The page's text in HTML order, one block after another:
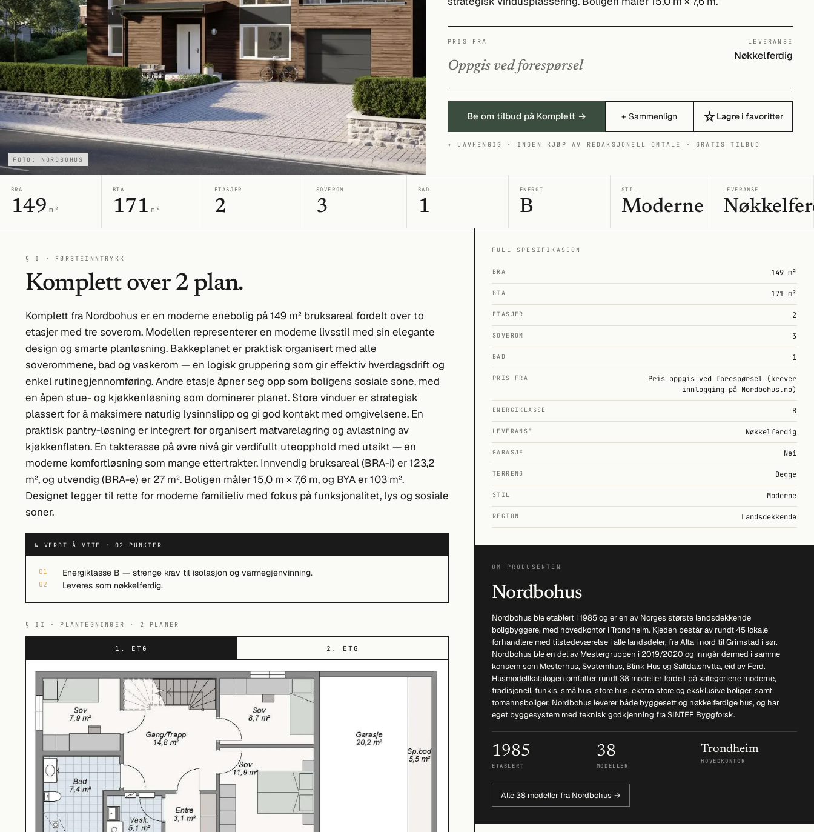
FOTO: NORDBOHUS
PRIS FRA
Oppgis ved forespørsel
LEVERANSE
Nøkkelferdig
Be om tilbud på Komplett → + Sammenlign ☆Lagre i favoritter
✦ UAVHENGIG · INGEN KJØP AV REDAKSJONELL OMTALE · GRATIS TILBUD
BRA
149 m²
BTA
171 m²
ETASJER
2
SOVEROM
3
BAD
1
ENERGI
B
STIL
Moderne
LEVERANSE
§ I · FØRSTEINNTRYKK
Komplett over 2 plan.
Komplett fra Nordbohus er en moderne enebolig på 149 m² bruksareal fordelt over to
etasjer med tre soverom. Modellen representerer en moderne livsstil med sin elegante
design og smarte planløsning. Bakkeplanet er praktisk organisert med alle
soverommene, bad og vaskerom — en logisk gruppering som gir effektiv hverdagsdrift og
enkel rutinegjennomføring. Andre etasje åpner seg opp som boligens sosiale sone, med
en åpen stue- og kjøkkenløsning som dominerer planet. Store vinduer er strategisk
plassert for å maksimere naturlig lysinnslipp og gi god kontakt med omgivelsene. En
praktisk pantry-løsning er integrert for organisert matvarelagring og avlastning av
kjøkkenflaten. En takterasse på øvre nivå gir verdifullt uteopphold med utsikt — en
moderne komfortløsning som mange ettertrakter. Innvendig bruksareal (BRA-i) er 123,2
m², og utvendig (BRA-e) er 27 m². Boligen måler 15,0 m × 7,6 m, og BYA er 103 m².
Designet legger til rette for moderne familieliv med fokus på funksjonalitet, lys og sosiale
soner.
↳ VERDT Å VITE · 02 PUNKTER
01 Energiklasse B — strenge krav til isolasjon og varmegjenvinning.
02 Leveres som nøkkelferdig.
§ II · PLANTEGNINGER · 2 PLANER
1. ETG 2. ETG
FULL SPESIFIKASJON
BRA 149 m²
BTA 171 m²
ETASJER 2
SOVEROM 3
BAD 1
PRIS FRA
Pris oppgis ved forespørsel (krever
innlogging på Nordbohus.no)
ENERGIKLASSE B
LEVERANSE Nøkkelferdig
GARASJE Nei
TERRENG Begge
STIL Moderne
REGION Landsdekkende
OM PRODUSENTEN
Nordbohus
Nordbohus ble etablert i 1985 og er en av Norges største landsdekkende
boligbyggere, med hovedkontor i Trondheim. Kjeden består av rundt 45 lokale
forhandlere med tilstedeværelse i alle landsdeler, fra Alta i nord til Grimstad i sør.
Nordbohus ble en del av Mestergruppen i 2019/2020 og inngår dermed i samme
konsern som Mesterhus, Systemhus, Blink Hus og Saltdalshytta, eid av Ferd.
Husmodellkatalogen omfatter rundt 38 modeller fordelt på kategoriene moderne,
tradisjonell, funkis, små hus, store hus, ekstra store og eksklusive boliger, samt
tomannsboliger. Nordbohus leverer både byggesett og nøkkelferdige hus, og har
eget byggesystem med teknisk godkjenning fra SINTEF Byggforsk.
1985
ETABLERT
38
MODELLER
Trondheim
HOVEDKONTOR
Alle 38 modeller fra Nordbohus →